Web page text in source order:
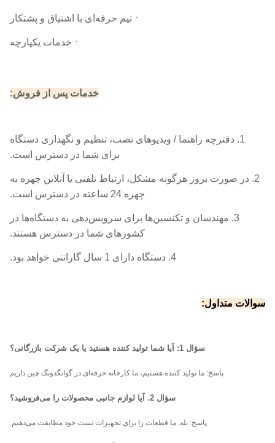
ㆍتیم حرفه‌ای با اشتیاق و پشتکار
ㆍخدمات یکپارچه
خدمات پس از فروش:
1. دفترچه راهنما / ویدیوهای نصب، تنظیم و نگهداری دستگاه
برای شما در دسترس است.
2. در صورت بروز هرگونه مشکل، ارتباط تلفنی یا آنلاین چهره به
چهره 24 ساعته در دسترس است.
3. مهندسان و تکنسین‌ها برای سرویس‌دهی به دستگاه‌ها در
کشورهای شما در دسترس هستند.
4. دستگاه دارای 1 سال گارانتی خواهد بود.
سوالات متداول:
سؤال 1: آیا شما تولید کننده هستید یا یک شرکت بازرگانی؟
پاسخ: ما تولید کننده هستیم، ما کارخانه حرفه‌ای در گوانگدونگ چین داریم
سؤال 2. آیا لوازم جانبی محصولات را می‌فروشید؟
پاسخ: بله. ما قطعات را برای تجهیزات تست خود مطابقت می‌دهیم.